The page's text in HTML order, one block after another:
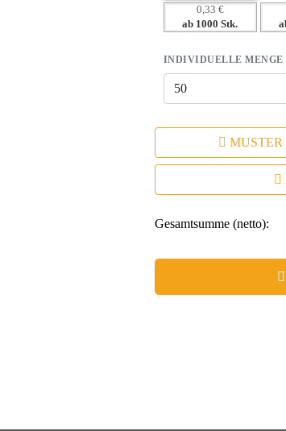
0,33 €
ab 1000 Stk.
INDIVIDUELLE MENGE
MUSTER
Gesamtsumme (netto):